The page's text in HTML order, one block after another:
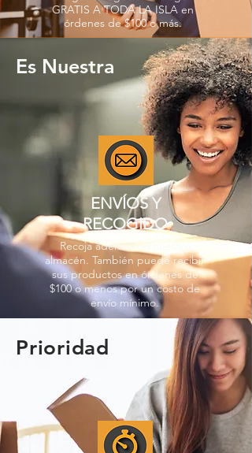
GRATIS A TODA LA ISLA en
órdenes de $100 o más.
Es Nuestra
ENVÍOS Y
RECOGIDO
Recoja además en nuestro
almacén. También puede recibir
sus productos en órdenes de
$100 o menos por un costo de
envío mínimo.
Prioridad